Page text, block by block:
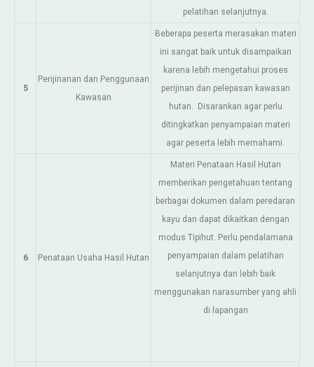
pelatihan selanjutnya.
5
Perijinanan dan Penggunaan
Kawasan
Beberapa peserta merasakan materi
ini sangat baik untuk disampaikan
karena lebih mengetahui proses
perijinan dan pelepasan kawasan
hutan. Disarankan agar perlu
ditingkatkan penyampaian materi
agar peserta lebih memahami.
6 Penataan Usaha Hasil Hutan
Materi Penataan Hasil Hutan
memberikan pengetahuan tentang
berbagai dokumen dalam peredaran
kayu dan dapat dikaitkan dengan
modus Tipihut. Perlu pendalamana
penyampaian dalam pelatihan
selanjutnya dan lebih baik
menggunakan narasumber yang ahli
di lapangan